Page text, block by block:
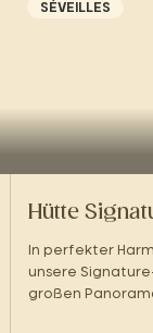
SÉVEILLES
Hütte
In perfekter
unsere
großen